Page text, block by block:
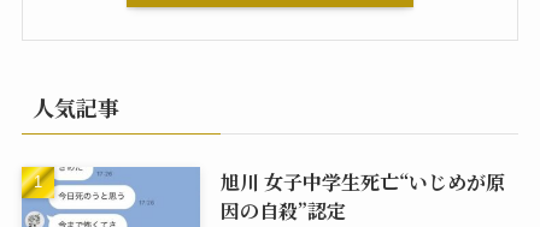
人気記事
旭川 女子中学生死亡“いじめが原
因の自殺”認定